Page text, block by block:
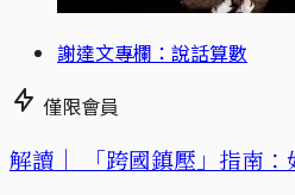
謝達文專欄：說話算數
僅限會員
解讀｜ 「跨國鎮壓」指南